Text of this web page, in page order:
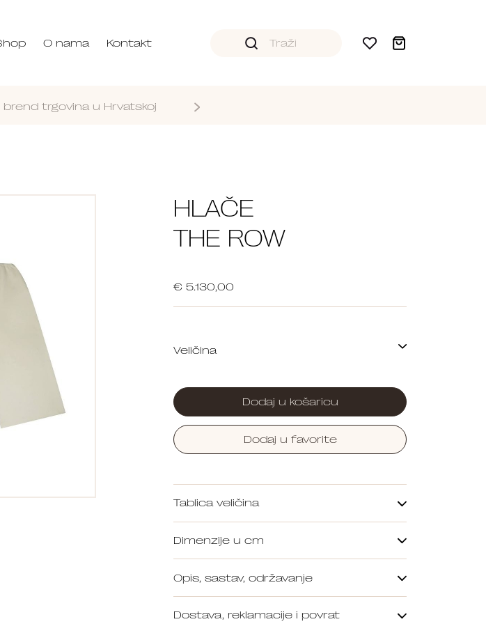
O nama Kontakt
brend trgovina u Hrvatskoj
HLAČE
THE ROW
€ 5.130,00
Dodaj u košaricu
Dodaj u favorite
Tablica veličina
Dimenzije u cm
Opis, sastav, održavanje
Dostava, reklamacije i povrat